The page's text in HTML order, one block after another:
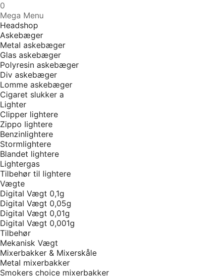
0
Mega Menu
Headshop
Askebæger
Metal askebæger
Glas askebæger
Polyresin askebæger
Div askebæger
Lomme askebæger
Cigaret slukker a
Lighter
Clipper lightere
Zippo lightere
Benzinlightere
Stormlightere
Blandet lightere
Lightergas
Tilbehør til lightere
Vægte
Digital Vægt 0,1g
Digital Vægt 0,05g
Digital Vægt 0,01g
Digital Vægt 0,001g
Tilbehør
Mekanisk Vægt
Mixerbakker & Mixerskåle
Metal mixerbakker
Smokers choice mixerbakker